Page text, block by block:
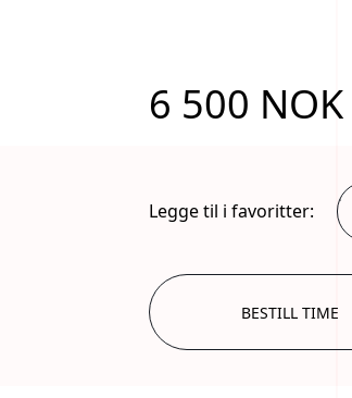
6 500 NOK
Legge til i favoritter:
.
BESTILL TIME